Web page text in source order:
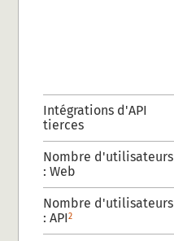
Intégrations d'API
tierces
Nombre d'utilisateurs
: Web
Nombre d'utilisateurs
: API2